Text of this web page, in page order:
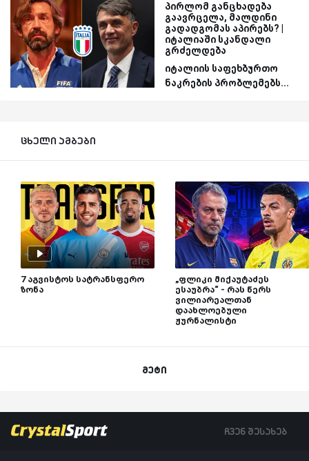
პირლომ განცხადება
გაავრცელა, მალდინი
გადადგომას აპირებს? |
იტალიაში სკანდალი
გრძელდება
იტალიის საფეხბურთო
ნაკრების პრობლემებს...
ცხელი ამბები
7 აგვისტოს სატრანსფერო
ზონა
„ფლიკი მიქაუტაძეს
ესაუბრა“ - რას წერს
ვილიარეალთან
დაახლოებული
ჟურნალისტი
მეტი
ჩვენ შესახებ